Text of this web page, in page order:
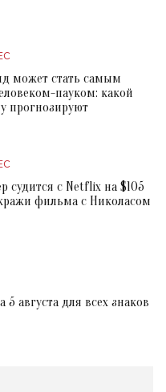
может стать самым
пауком: какой
прогнозируют
судится с Netflix на $105
фильма с Николасом
5 августа для всех знаков